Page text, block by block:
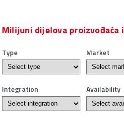
Milijuni dijelova proizvođača
Type Market
Integration Availability